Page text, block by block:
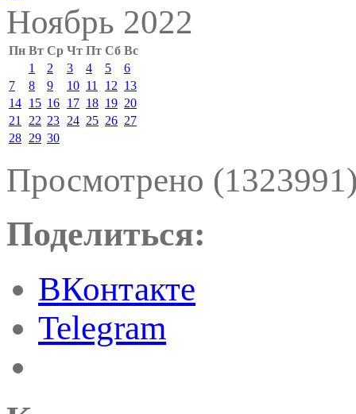
Ноябрь 2022
Пн Вт Ср Чт Пт Сб Вс
1
2 3 4 5
6
7
8 9 10 11 12 13
14 15 16 17 18 19 20
21
22 23 24 25 26 27
28 29 30
Просмотрено
Поделиться:
ВКонтакте
Telegram